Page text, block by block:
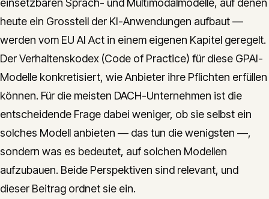
einsetzbaren Sprach- und Multimodalmodelle, auf denen
heute ein Grossteil der KI-Anwendungen aufbaut —
werden vom EU AI Act in einem eigenen Kapitel geregelt.
Der Verhaltenskodex (Code of Practice) für diese GPAI-
Modelle konkretisiert, wie Anbieter ihre Pflichten erfüllen
können. Für die meisten DACH-Unternehmen ist die
entscheidende Frage dabei weniger, ob sie selbst ein
solches Modell anbieten — das tun die wenigsten —,
sondern was es bedeutet, auf solchen Modellen
aufzubauen. Beide Perspektiven sind relevant, und
dieser Beitrag ordnet sie ein.